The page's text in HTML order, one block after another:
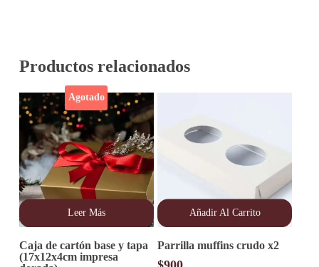
Productos relacionados
Leer Más
Agotado
Caja de cartón base y tapa
(17x12x4cm impresa
Añadir Al Carrito
Parrilla muffins crudo x2